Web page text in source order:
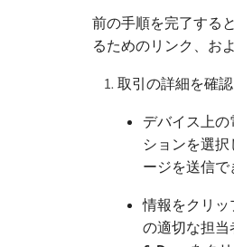
前の手順を完了する
るためのリンク、お
取引の詳細を確
デバイス上の
ションを選
ージを送信で
情報をクリッ
の適切な担当